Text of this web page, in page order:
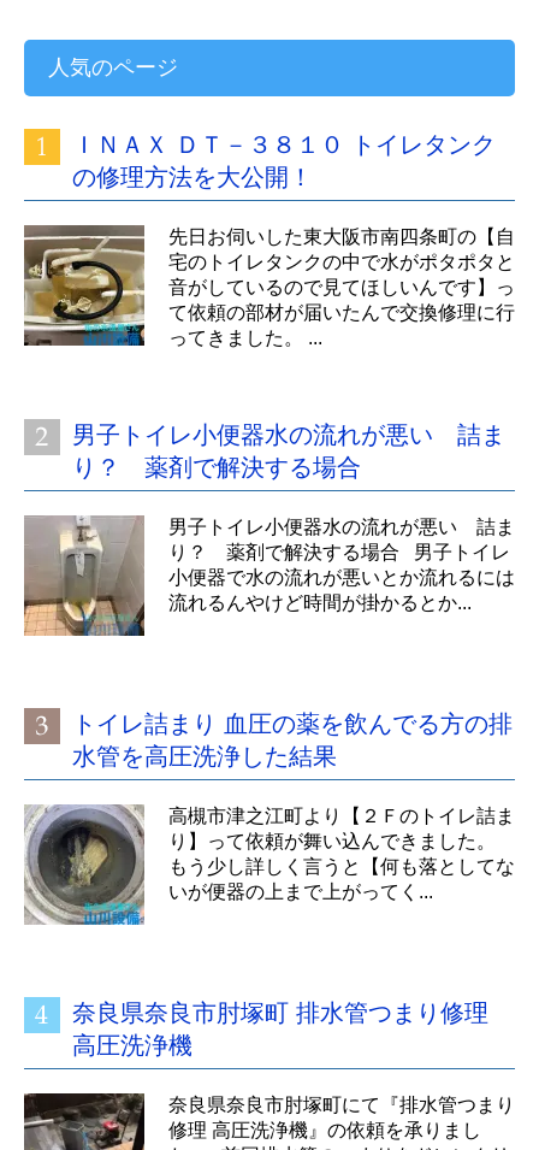
人気のページ
ＩＮＡＸ ＤＴ－３８１０ トイレタンク
の修理方法を大公開！
先日お伺いした東大阪市南四条町の【自
宅のトイレタンクの中で水がポタポタと
音がしているので見てほしいんです】っ
て依頼の部材が届いたんで交換修理に行
ってきました。 ...
男子トイレ小便器水の流れが悪い 詰ま
り？ 薬剤で解決する場合
男子トイレ小便器水の流れが悪い 詰ま
り？ 薬剤で解決する場合 男子トイレ
小便器で水の流れが悪いとか流れるには
流れるんやけど時間が掛かるとか...
トイレ詰まり 血圧の薬を飲んでる方の排
水管を高圧洗浄した結果
高槻市津之江町より【２Ｆのトイレ詰ま
り】って依頼が舞い込んできました。
もう少し詳しく言うと【何も落としてな
いが便器の上まで上がってく...
奈良県奈良市肘塚町 排水管つまり修理
高圧洗浄機
奈良県奈良市肘塚町にて『排水管つまり
修理 高圧洗浄機』の依頼を承りまし